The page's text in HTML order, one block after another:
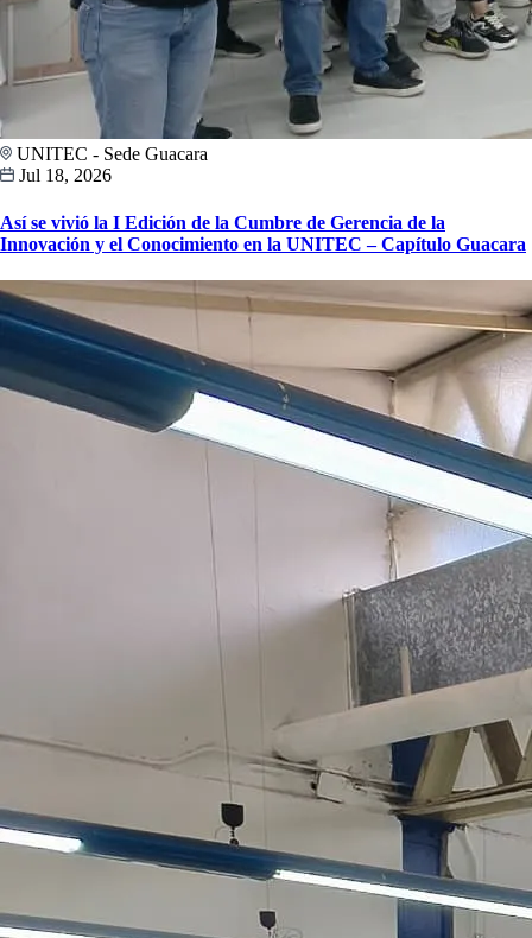
UNITEC - Sede Guacara
Jul 18, 2026
Así se vivió la I Edición de la Cumbre de Gerencia de la
Innovación y el Conocimiento en la UNITEC – Capítulo Guacara